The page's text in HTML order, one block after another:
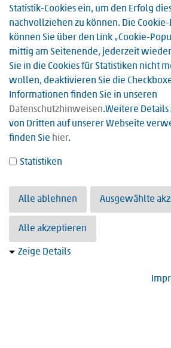
Kontakt
Sankt Vincentius Krankenhaus Speyer
Presse- und Öffentlichkeitsarbeit
Andrea Brönner
Holzstr. 4a
67346 Speyer
06232 133-284
E-Mail:
presse(at)vincentius-speyer.eu
Statistik-Cookies ein, um den Erfolg
nachvollziehen zu können. Die
können Sie über den Link „Cookie-
mittig am Seitenende, jederzeit
Sie in die Cookies für Statistiken nicht
wollen, deaktivieren Sie die
Informationen finden Sie in unseren
Datenschutzhinweisen.Weitere Details
von Dritten auf unserer Webseite
finden Sie hier.
Statistiken
Alle ablehnen Ausgewählte
Alle akzeptieren
Zeige Details